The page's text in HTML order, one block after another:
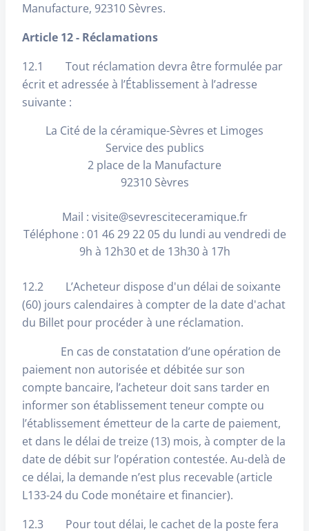
Manufacture, 92310 Sèvres.
Article 12 - Réclamations
12.1 Tout réclamation devra être formulée par
écrit et adressée à l’Établissement à l’adresse
suivante :
La Cité de la céramique-Sèvres et Limoges
Service des publics
2 place de la Manufacture
92310 Sèvres
Mail : visite@sevresciteceramique.fr
Téléphone : 01 46 29 22 05 du lundi au vendredi de
9h à 12h30 et de 13h30 à 17h
12.2 L’Acheteur dispose d'un délai de soixante
(60) jours calendaires à compter de la date d'achat
du Billet pour procéder à une réclamation.
En cas de constatation d’une opération de
paiement non autorisée et débitée sur son
compte bancaire, l’acheteur doit sans tarder en
informer son établissement teneur compte ou
l’établissement émetteur de la carte de paiement,
et dans le délai de treize (13) mois, à compter de la
date de débit sur l’opération contestée. Au-delà de
ce délai, la demande n’est plus recevable (article
L133-24 du Code monétaire et financier).
12.3 Pour tout délai, le cachet de la poste fera